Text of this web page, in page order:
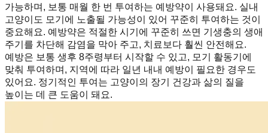
가능하며, 보통 매월 한 번 투여하는 예방약이 사용돼요. 실내
고양이도 모기에 노출될 가능성이 있어 꾸준히 투여하는 것이
중요해요. 예방약은 적절한 시기에 꾸준히 쓰면 기생충의 생애
주기를 차단해 감염을 막아 주고, 치료보다 훨씬 안전해요.
예방은 보통 생후 8주령부터 시작할 수 있고, 모기 활동기에
맞춰 투여하며, 지역에 따라 일년 내내 예방이 필요한 경우도
있어요. 정기적인 투여는 고양이의 장기 건강과 삶의 질을
높이는 데 큰 도움이 돼요.